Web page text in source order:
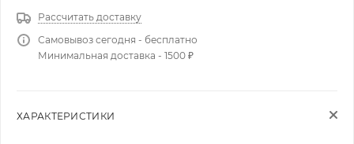
Рассчитать доставку
Самовывоз сегодня - бесплатно
Минимальная доставка - 1500 ₽
ХАРАКТЕРИСТИКИ